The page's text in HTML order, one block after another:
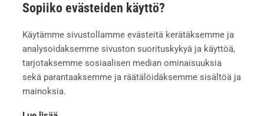
Sopiiko evästeiden käyttö?
Käytämme sivustollamme evästeitä kerätäksemme ja
analysoidaksemme sivuston suorituskykyä ja käyttöä,
tarjotaksemme sosiaalisen median ominaisuuksia
sekä parantaaksemme ja räätälöidäksemme sisältöä ja
mainoksia.
Tietoa meistä
Meille töihin
Mediapankki